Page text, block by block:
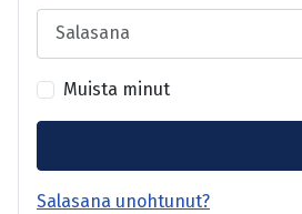
Salasana
Muista minut
Salasana unohtunut?